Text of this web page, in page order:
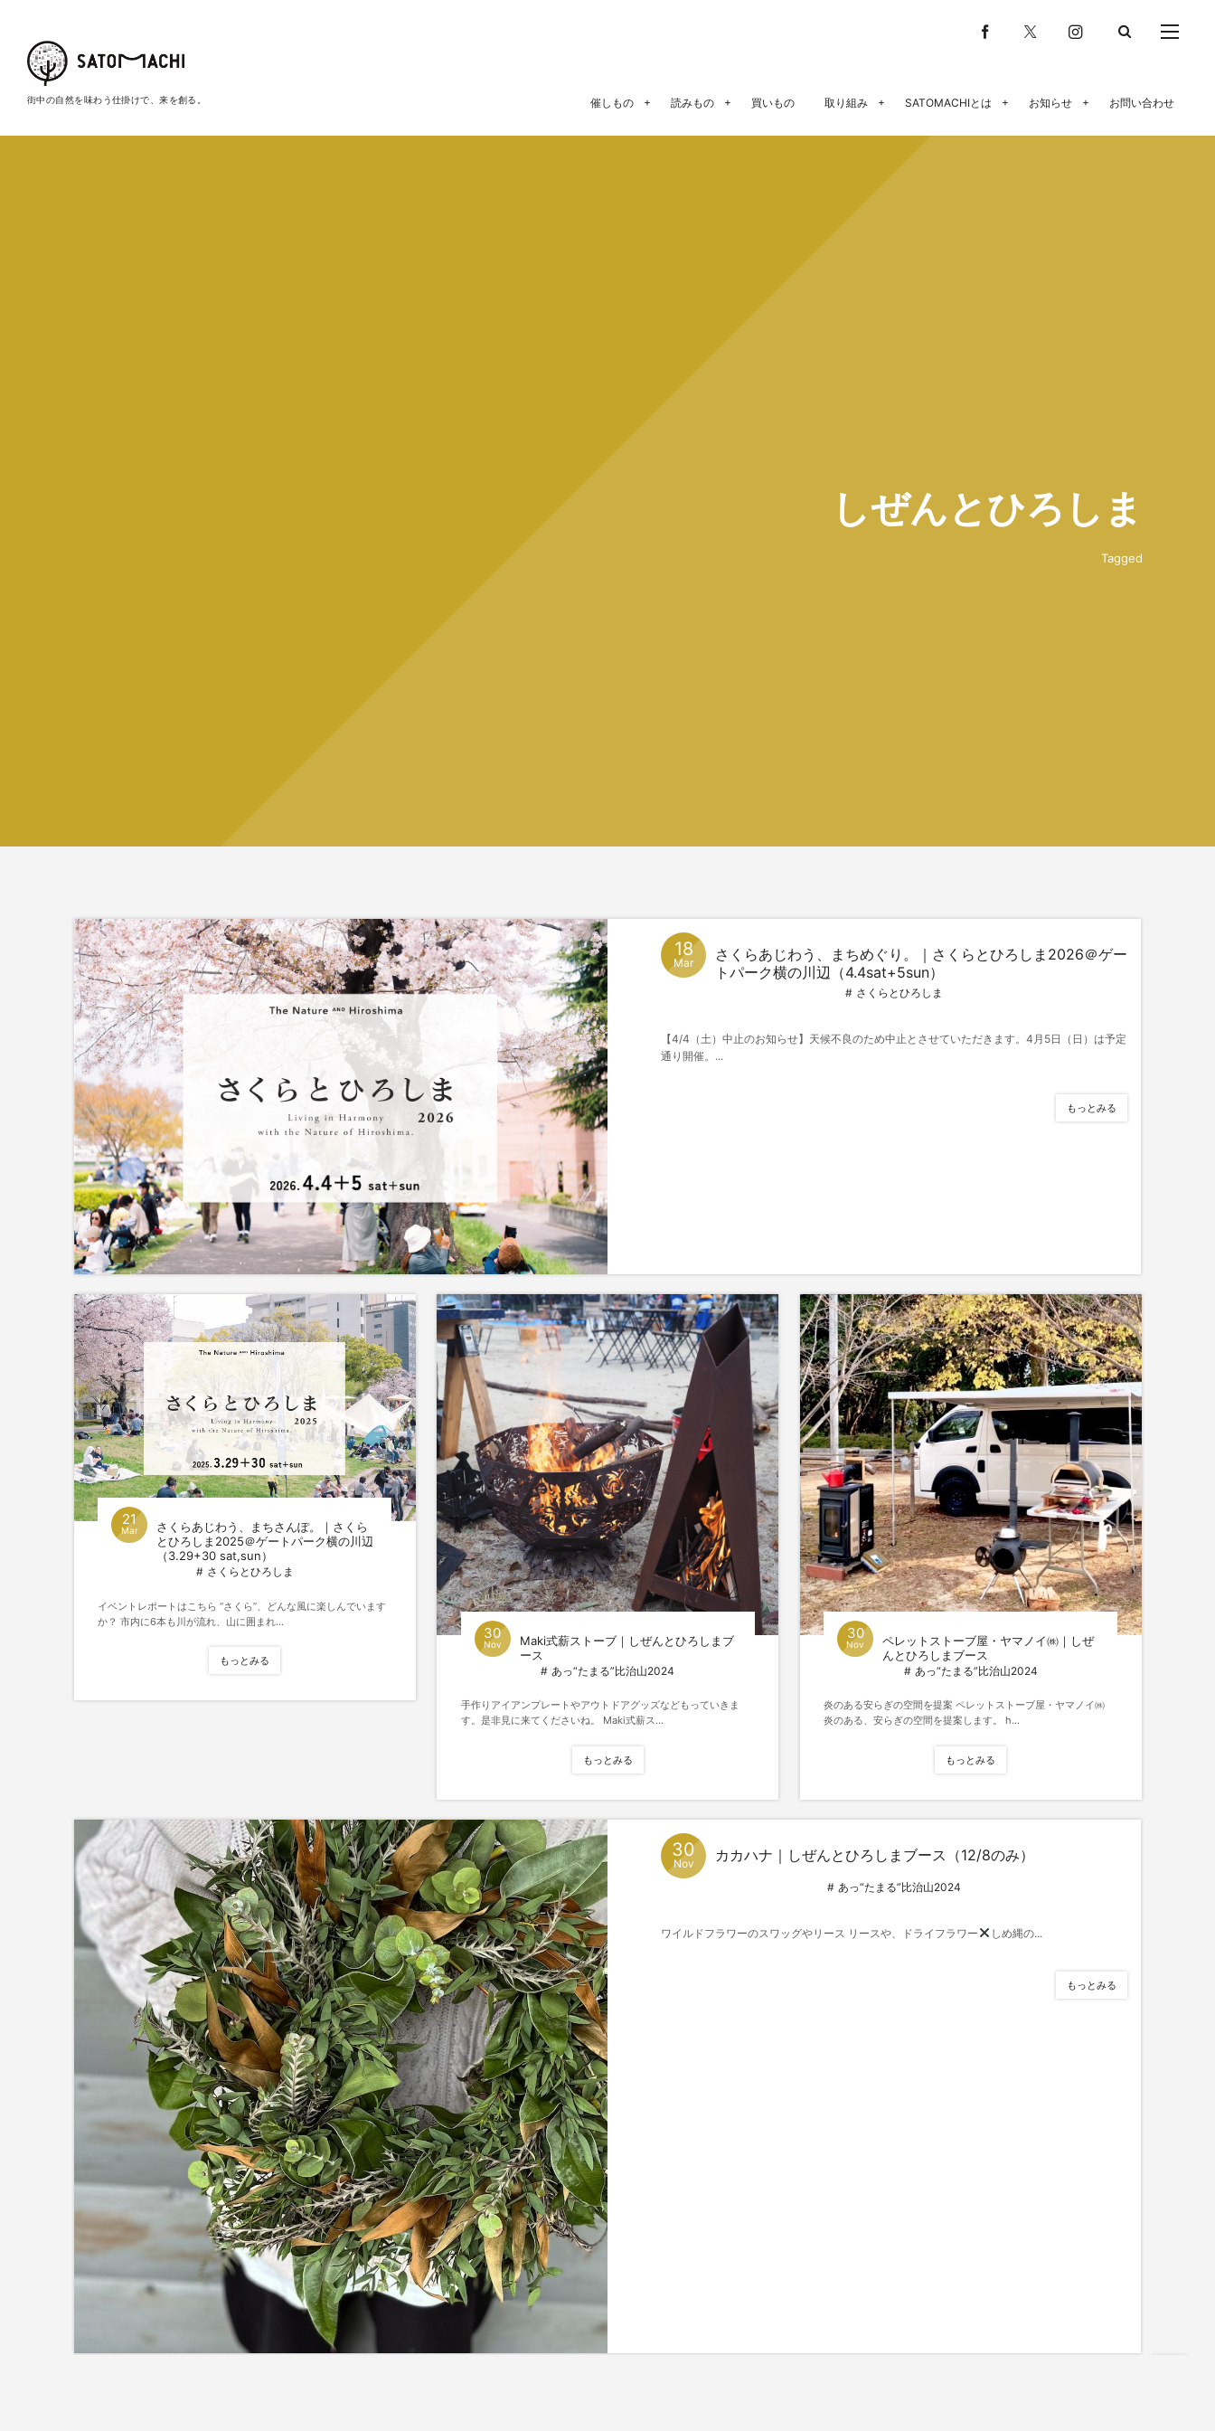
街中の自然を味わう仕掛けで、来を創る。 催しもの 読みもの 買いもの 取り組み SATOMACHIとは お知らせ お問い合わせ
しぜんとひろしま
Tagged
18
Mar
さくらあじわう、まちめぐり。｜さくらとひろしま2026＠ゲー
トパーク横の川辺（4.4sat+5sun）
さくらとひろしま
【4/4（土）中止のお知らせ】天候不良のため中止とさせていただきます。4月5日（日）は予定
通り開催。...
もっとみる
21
Mar
さくらあじわう、まちさんぽ。｜さくら
とひろしま2025＠ゲートパーク横の川辺
（3.29+30 sat,sun）
さくらとひろしま
イベントレポートはこちら “さくら”、どんな風に楽しんでいます
か？ 市内に6本も川が流れ、山に囲まれ...
もっとみる
30
Nov
Maki式薪ストーブ｜しぜんとひろしまブ
ース
あっ“たまる”比治山2024
手作りアイアンプレートやアウトドアグッズなどもっていきま
す。是非見に来てくださいね。 Maki式薪ス...
もっとみる
30
Nov
ペレットストーブ屋・ヤマノイ㈱｜しぜ
んとひろしまブース
あっ“たまる”比治山2024
炎のある安らぎの空間を提案 ペレットストーブ屋・ヤマノイ㈱
炎のある、安らぎの空間を提案します。 h...
もっとみる
30
Nov カカハナ｜しぜんとひろしまブース（12/8のみ）
あっ“たまる”比治山2024
ワイルドフラワーのスワッグやリース リースや、ドライフラワー しめ縄の...
もっとみる